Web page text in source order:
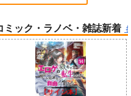
かふかダンジョン攻略記 19
ミック・ラノベ・雑誌新着